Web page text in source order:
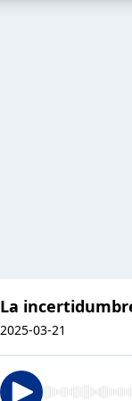
La
2025-03-21